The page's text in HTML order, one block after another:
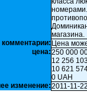
магазина.
Цена
цена:250 000
12 256
10 621
0 UAH
изменение:2011-11-